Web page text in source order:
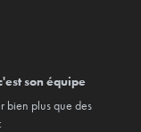
son équipe
bien plus que des